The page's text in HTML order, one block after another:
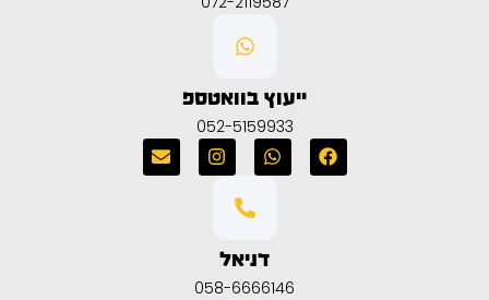
ייעוץ בוואטספ
052-5159933
דניאל
058-6666146